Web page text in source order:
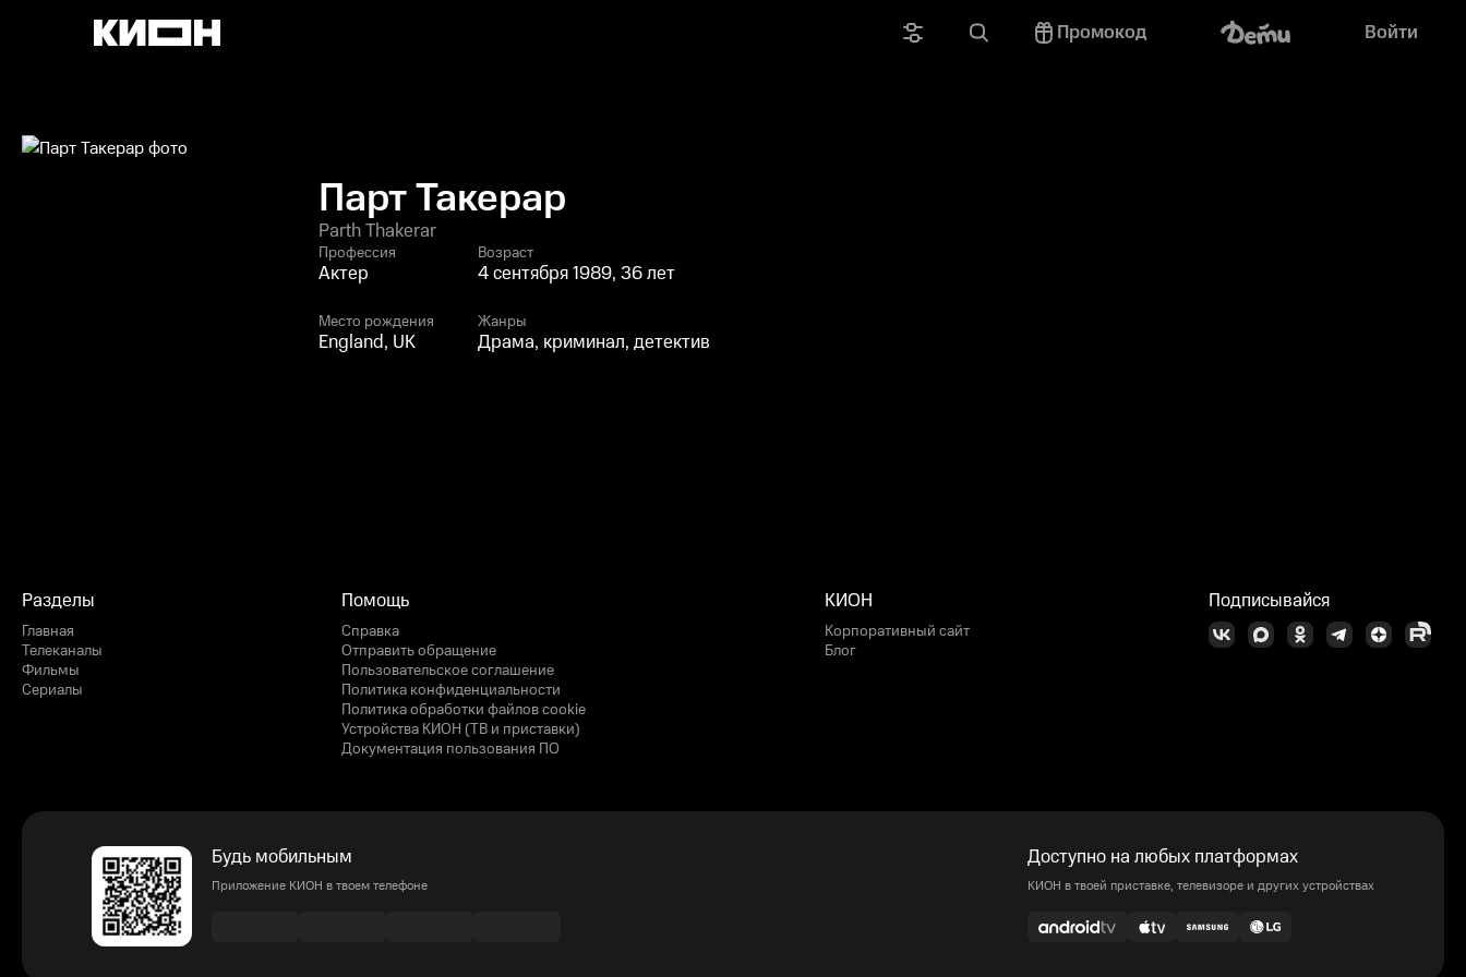
Промокод Войти
Парт Такерар
Parth Thakerar
Профессия
Актер
Возраст
4 сентября 1989, 36 лет
Место рождения
England, UK
Жанры
Драма, криминал, детектив
Разделы
Главная
Телеканалы
Фильмы
Сериалы
Помощь
Справка
Отправить обращение
Пользовательское соглашение
Политика конфиденциальности
Политика обработки файлов cookie
Устройства КИОН (ТВ и приставки)
Документация пользования ПО
КИОН
Корпоративный сайт
Блог
Подписывайся
Будь мобильным
Приложение КИОН в твоем телефоне
Доступно на любых платформах
КИОН в твоей приставке, телевизоре и других устройствах